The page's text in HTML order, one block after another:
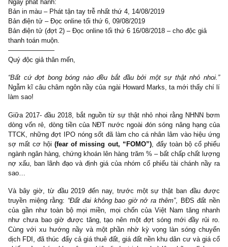
đây: www.newslettervietnam.com/dat-mua-an-pham-dau-tu/
———————
Ngày phát hành:
Bản in màu – Phát tận tay trễ nhất thứ 4, 14/08/2019
Bản điện tử – Đọc online tối thứ 6, 09/08/2019
Bản điện tử (đợt 2) – Đọc online tối thứ 6 16/08/2018 – cho độc
thanh toán muộn.
———————
Quý độc giả thân mến,
“Bất cứ đợt bong bóng nào đều bắt đầu bởi một sự thật nhỏ
Ngẫm kĩ câu châm ngôn nầy của ngài Howard Marks, ta mới
làm sao!
Giữa 2017- đầu 2018, bắt nguồn từ sự thật nhỏ nhoi rằng
dòng vốn rẻ, dòng tiền của NĐT nước ngoài đón sóng nâng
sợ mất cơ hội(fear of missing out, “FOMO”), đẩy toàn bộ cổ
ngành ngân hàng, chứng khoán lên hàng trăm % – bất chấp chất
nợ xấu, ban lãnh đạo và định giá của nhóm cổ phiếu tài chánh
sao…
Và bây giờ, từ đầu 2019 đến nay, trước một sự thật ban đầu